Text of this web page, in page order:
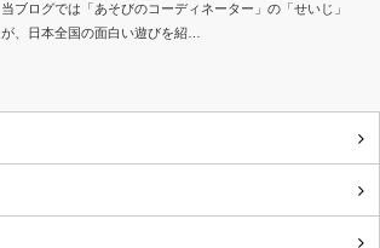
当ブログでは「あそびのコーディネーター」の「せいじ」
が、日本全国の面白い遊びを紹…